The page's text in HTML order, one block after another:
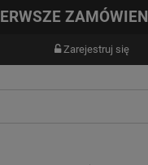
Zarejestruj się